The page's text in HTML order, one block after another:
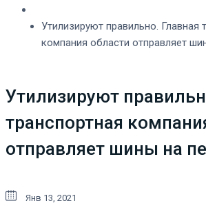
Утилизируют правильно. Главная
компания области отправляет
Утилизируют
транспортная
отправляет шины на
Янв 13, 2021